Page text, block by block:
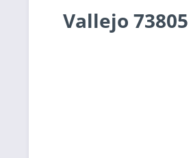
Vallejo